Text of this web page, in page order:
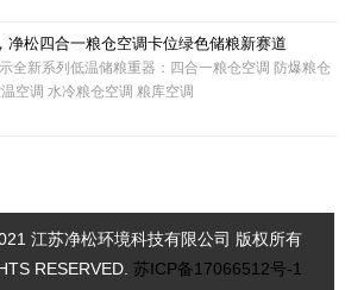
净松四合一粮仓空调卡位绿色储粮新赛道
全新系列低温储粮重器：四合一粮仓空调 防爆粮仓
空调 水冷粮仓空调 粮库空调
江苏净松环境科技有限公司 版权所有
RESERVED.苏ICP备17066512号-1